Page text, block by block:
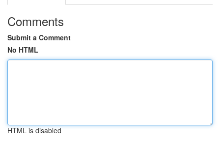
Comments
Submit a Comment
No HTML
HTML is disabled